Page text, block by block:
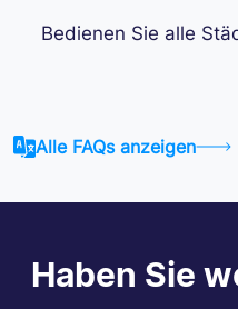
Bedienen Sie alle
Alle FAQs anzeigen
Haben Sie